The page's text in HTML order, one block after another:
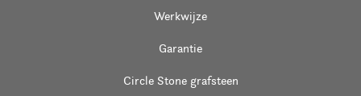
Werkwijze
Garantie
Circle Stone grafsteen